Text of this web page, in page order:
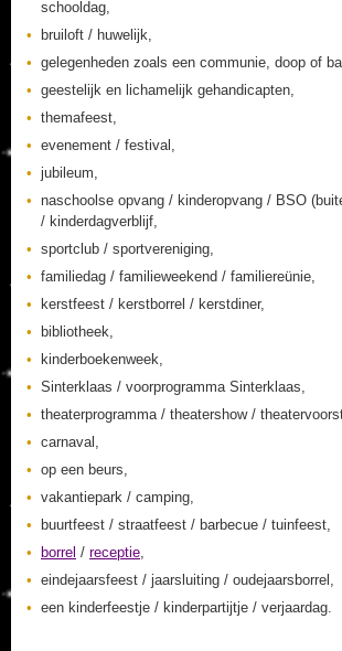
schooldag,
bruiloft / huwelijk,
gelegenheden zoals een communie, doop of
geestelijk en lichamelijk gehandicapten,
themafeest,
evenement / festival,
jubileum,
naschoolse opvang / kinderopvang / BSO
/ kinderdagverblijf,
sportclub / sportvereniging,
familiedag / familieweekend / familiereünie,
kerstfeest / kerstborrel / kerstdiner,
bibliotheek,
kinderboekenweek,
Sinterklaas / voorprogramma Sinterklaas,
theaterprogramma / theatershow /
carnaval,
op een beurs,
vakantiepark / camping,
buurtfeest / straatfeest / barbecue / tuinfeest,
borrel / receptie,
eindejaarsfeest / jaarsluiting / oudejaarsborrel,
een kinderfeestje / kinderpartijtje / verjaardag.